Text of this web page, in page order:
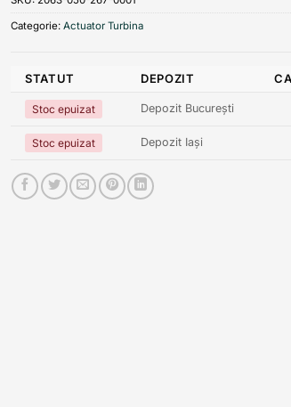
Categorie: Actuator Turbina
STATUT DEPOZIT
Stoc epuizat Depozit București
Stoc epuizat Depozit Iași